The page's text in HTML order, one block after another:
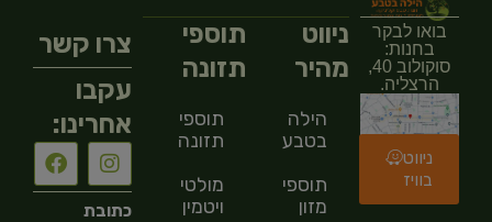
בואו לבקר
בחנות:
סוקולוב 40,
הרצליה.
ניווט
בוויז
ניווט
מהיר
הילה
בטבע
תוספי
מזון
תוספי
תזונה
תוספי
תזונה
מולטי
ויטמין
צרו קשר
עקבו
אחרינו:
כתובת